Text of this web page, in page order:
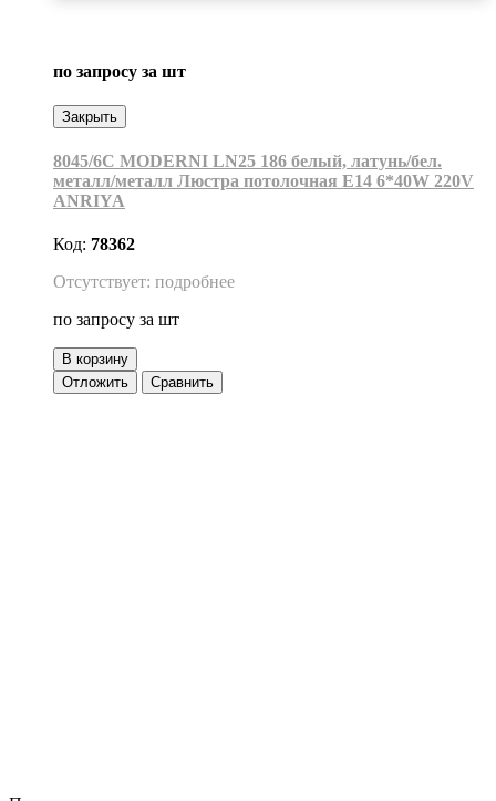
по запросу за шт
Закрыть
8045/6C MODERNI LN25 186 белый, латунь/бел.
металл/металл Люстра потолочная Е14 6*40W 220V
ANRIYA
Код: 78362
Отсутствует: подробнее
по запросу за шт
В корзину
Отложить
Сравнить